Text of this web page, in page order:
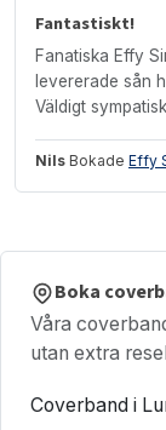
Fantastiskt!
Fanatiska Effy
levererade sån
Väldigt
Nils Bokade Effy
Boka
Våra
utan extra
Coverband i